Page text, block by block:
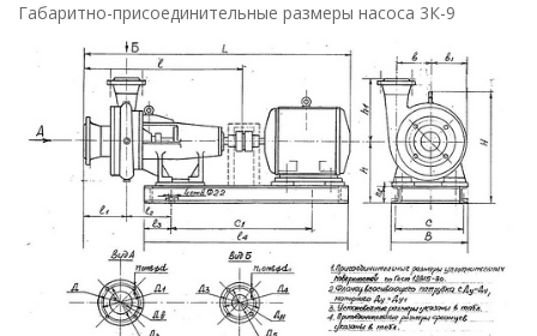
Габаритно-присоединительные размеры насоса 3К-9